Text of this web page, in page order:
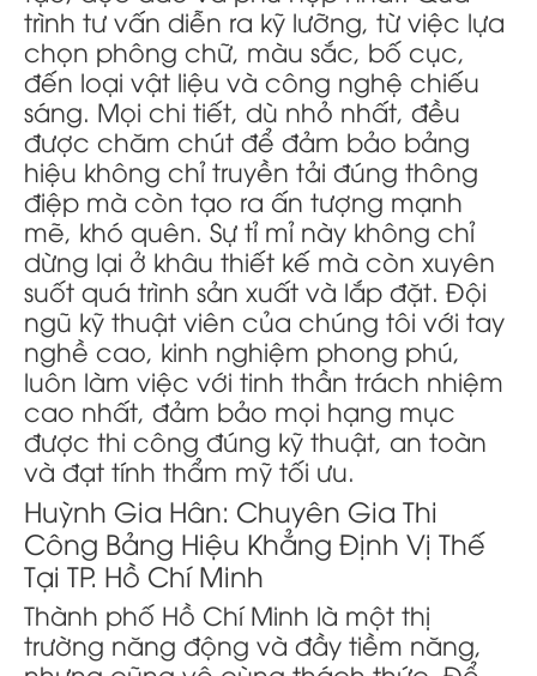
trình tư vấn diễn ra kỹ lưỡng, từ việc lựa
chọn phông chữ, màu sắc, bố cục,
đến loại vật liệu và công nghệ chiếu
sáng. Mọi chi tiết, dù nhỏ nhất, đều
được chăm chút để đảm bảo bảng
hiệu không chỉ truyền tải đúng thông
điệp mà còn tạo ra ấn tượng mạnh
mẽ, khó quên. Sự tỉ mỉ này không chỉ
dừng lại ở khâu thiết kế mà còn xuyên
suốt quá trình sản xuất và lắp đặt. Đội
ngũ kỹ thuật viên của chúng tôi với tay
nghề cao, kinh nghiệm phong phú,
luôn làm việc với tinh thần trách nhiệm
cao nhất, đảm bảo mọi hạng mục
được thi công đúng kỹ thuật, an toàn
và đạt tính thẩm mỹ tối ưu.
Huỳnh Gia Hân: Chuyên Gia Thi
Công Bảng Hiệu Khẳng Định Vị Thế
Tại TP. Hồ Chí Minh
Thành phố Hồ Chí Minh là một thị
trường năng động và đầy tiềm năng,